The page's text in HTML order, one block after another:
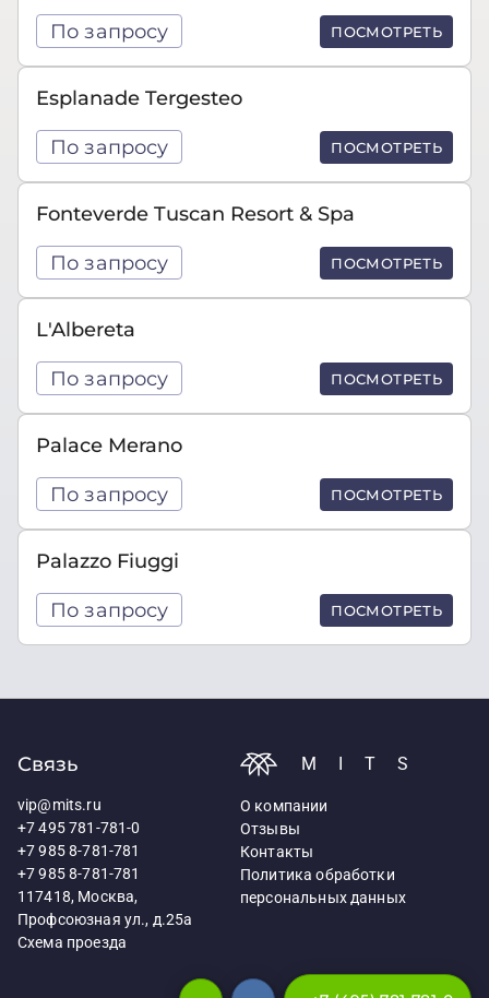
По запросу ПОСМОТРЕТЬ
Esplanade Tergesteo
По запросу ПОСМОТРЕТЬ
Fonteverde Tuscan Resort & Spa
По запросу ПОСМОТРЕТЬ
L'Albereta
По запросу ПОСМОТРЕТЬ
Palace Merano
По запросу ПОСМОТРЕТЬ
Palazzo Fiuggi
По запросу ПОСМОТРЕТЬ
Связь
vip@mits.ru
+7 495 781-781-0
+7 985 8-781-781
+7 985 8-781-781
117418, Москва,
Профсоюзная ул., д.25а
Схема проезда
MITS
О компании
Отзывы
Контакты
Политика обработки
персональных данных